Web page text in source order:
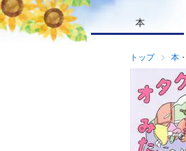
本
トップ 本